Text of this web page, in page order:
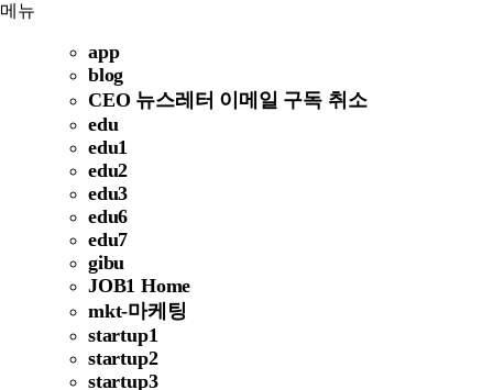
메뉴
app
blog
CEO 뉴스레터 이메일 구독 취소
edu
edu1
edu2
edu3
edu6
edu7
gibu
JOB1 Home
mkt-마케팅
startup1
startup2
startup3